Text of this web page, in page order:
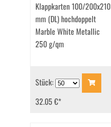
Klappkarten 100/200x210
mm (DL) hochdoppelt
Marble White Metallic
250 g/qm
Stück:
32.05 €*